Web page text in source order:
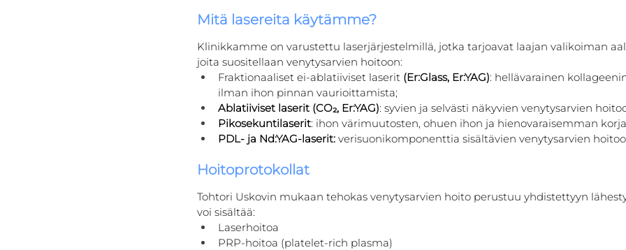
Mitä lasereita käytämme?
Klinikkamme on varustettu laserjärjestelmillä, jotka tarjoavat laajan valikoiman
joita suositellaan venytysarvien hoitoon:
Fraktionaaliset ei-ablatiiviset laserit (Er:Glass, Er:YAG): hellävarainen
ilman ihon pinnan vaurioittamista;
Ablatiiviset laserit (CO₂, Er:YAG): syvien ja selvästi näkyvien venytysarvien
Pikosekuntilaserit: ihon värimuutosten, ohuen ihon ja hienovaraisemman
PDL- ja Nd:YAG-laserit: verisuonikomponenttia sisältävien venytysarvien
Hoitoprotokollat
Tohtori Uskovin mukaan tehokas venytysarvien hoito perustuu yhdistettyyn
voi sisältää:
Laserhoitoa
PRP-hoitoa (platelet-rich plasma)